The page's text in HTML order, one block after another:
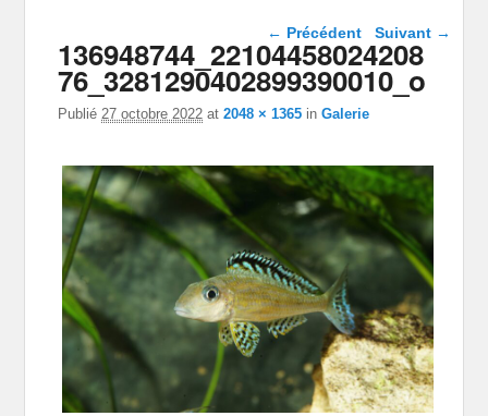
Navigation dans les
images
← Précédent Suivant →
136948744_22104458024208
76_3281290402899390010_o
Publié 27 octobre 2022 at2048 × 1365 inGalerie